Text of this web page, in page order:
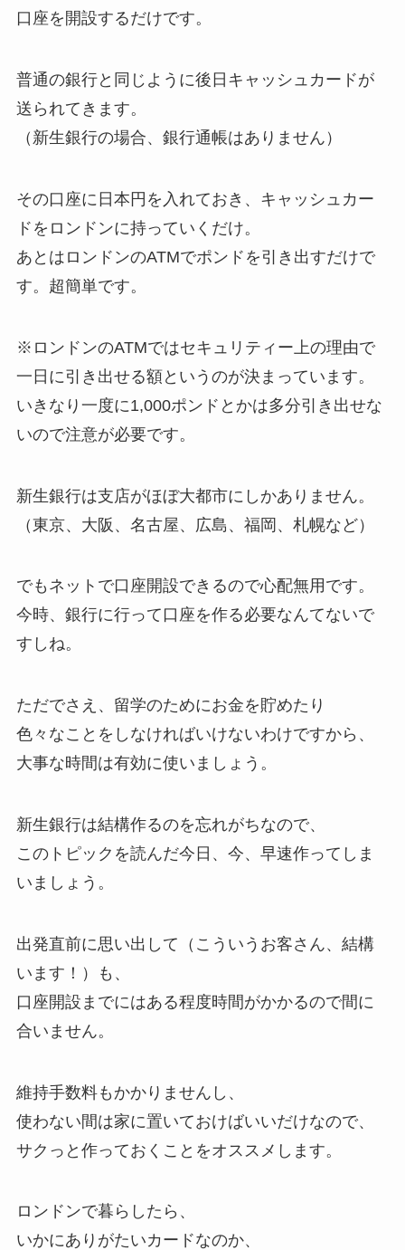
口座を開設するだけです。
普通の銀行と同じように後日キャッシュカードが
送られてきます。
（新生銀行の場合、銀行通帳はありません）
その口座に日本円を入れておき、キャッシュカー
ドをロンドンに持っていくだけ。
あとはロンドンのATMでポンドを引き出すだけで
す。超簡単です。
※ロンドンのATMではセキュリティー上の理由で
一日に引き出せる額というのが決まっています。
いきなり一度に1,000ポンドとかは多分引き出せな
いので注意が必要です。
新生銀行は支店がほぼ大都市にしかありません。
（東京、大阪、名古屋、広島、福岡、札幌など）
でもネットで口座開設できるので心配無用です。
今時、銀行に行って口座を作る必要なんてないで
すしね。
ただでさえ、留学のためにお金を貯めたり
色々なことをしなければいけないわけですから、
大事な時間は有効に使いましょう。
新生銀行は結構作るのを忘れがちなので、
このトピックを読んだ今日、今、早速作ってしま
いましょう。
出発直前に思い出して（こういうお客さん、結構
います！）も、
口座開設までにはある程度時間がかかるので間に
合いません。
維持手数料もかかりませんし、
使わない間は家に置いておけばいいだけなので、
サクっと作っておくことをオススメします。
ロンドンで暮らしたら、
いかにありがたいカードなのか、